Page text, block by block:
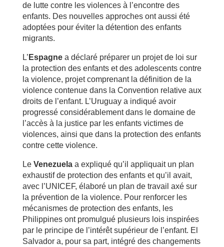
de lutte contre les violences à l’encontre des
enfants. Des nouvelles approches ont aussi été
adoptées pour éviter la détention des enfants
migrants.
L’ Espagnea déclaré préparer un projet de loi sur
la protection des enfants et des adolescents contre
la violence, projet comprenant la définition de la
violence contenue dans la Convention relative aux
droits de l’enfant. L’Uruguay a indiqué avoir
progressé considérablement dans le domaine de
l’accès à la justice par les enfants victimes de
violences, ainsi que dans la protection des enfants
contre cette violence.
Le Venezuelaa expliqué qu’il appliquait un plan
exhaustif de protection des enfants et qu’il avait,
avec l’UNICEF, élaboré un plan de travail axé sur
la prévention de la violence. Pour renforcer les
mécanismes de protection des enfants, les
Philippines ont promulgué plusieurs lois inspirées
par le principe de l’intérêt supérieur de l’enfant. El
Salvador a, pour sa part, intégré des changements